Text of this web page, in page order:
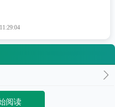
阅读